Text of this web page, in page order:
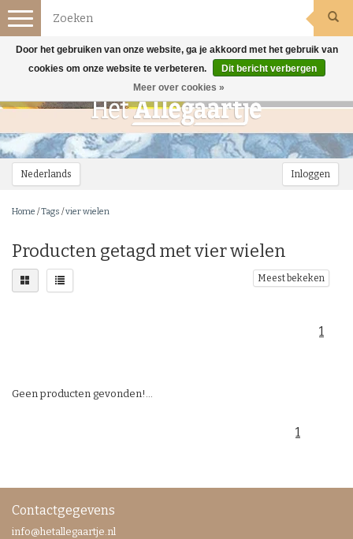
Nederlands Inloggen
Toggle
navigation
Home /Tags /vier wielen
Producten getagd met vier wielen
Meest bekeken
1
Geen producten gevonden!...
1
Contactgegevens
info@hetallegaartje.nl
Door het gebruiken van onze website, ga je akkoord met het gebruik van
cookies om onze website te verbeteren.
Dit bericht verbergen
Meer over cookies »